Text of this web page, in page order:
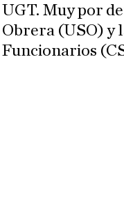
UGT. Muy por
Obrera (USO) y
Funcionarios